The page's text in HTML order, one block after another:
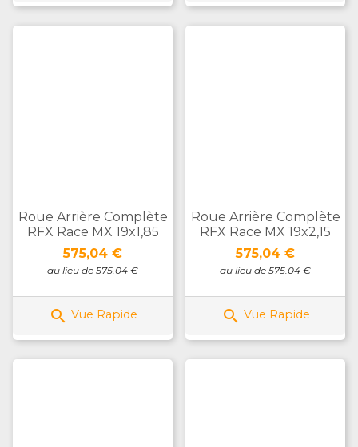
Roue Arrière Complète
RFX Race MX 19x1,85
Prix
575,04 €
au lieu de 575.04 €
 Vue Rapide
Roue Arrière Complète
RFX Race MX 19x2,15
Prix
575,04 €
au lieu de 575.04 €
 Vue Rapide